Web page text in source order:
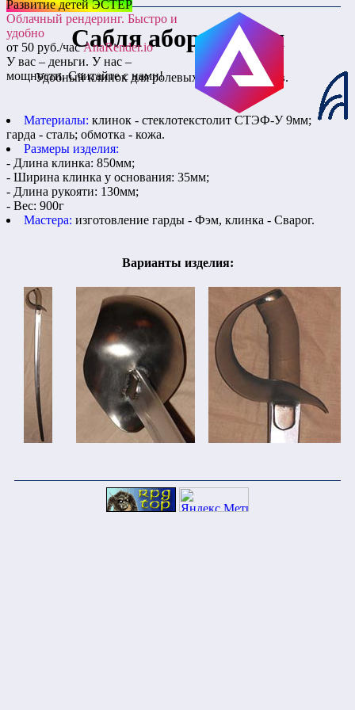
Сабля абордажная
Удобный клинок для ролевых игр и турниров.
Материалы: клинок - стеклотекстолит СТЭФ-У 9мм;
гарда - сталь; обмотка - кожа.
Размеры изделия:
- Длина клинка: 850мм;
- Ширина клинка у основания: 35мм;
- Длина рукояти: 130мм;
- Вес: 900г
Мастера: изготовление гарды - Фэм, клинка - Сварог.
Варианты изделия:
Развитие детей ЭСТЕР
Облачный рендеринг. Быстро и
удобно
от 50 руб./часAnaRender.io
У вас – деньги. У нас –
мощности. Считайте с нами!